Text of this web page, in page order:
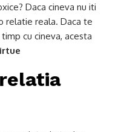
Daca cineva nu iti
relatie reala. Daca te
cu cineva, acesta